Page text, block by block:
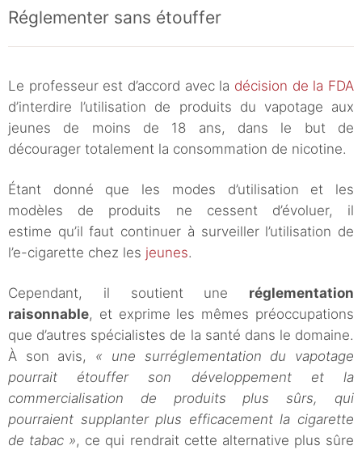
Réglementer sans étouffer
Le professeur est d’accord avec la décision de la FDA
d’interdire l’utilisation de produits du vapotage aux
jeunes de moins de 18 ans, dans le but de
décourager totalement la consommation de nicotine.
Étant donné que les modes d’utilisation et les
modèles de produits ne cessent d’évoluer, il
estime qu’il faut continuer à surveiller l’utilisation de
l’e-cigarette chez les jeunes.
Cependant, il soutient une réglementation
raisonnable, et exprime les mêmes préoccupations
que d’autres spécialistes de la santé dans le domaine.
À son avis,
« une surréglementation du vapotage
pourrait étouffer son développement et la
commercialisation de produits plus sûrs, qui
pourraient supplanter plus efficacement la cigarette
de tabac », ce qui rendrait cette alternative plus sûre